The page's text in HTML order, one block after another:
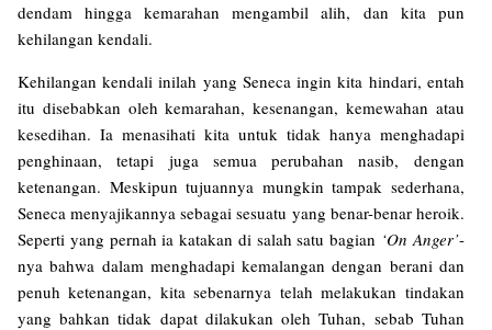
dendam hingga kemarahan mengambil alih, dan kita pun
kehilangan kendali.
Kehilangan kendali inilah yang Seneca ingin kita hindari, entah
itu disebabkan oleh kemarahan, kesenangan, kemewahan atau
kesedihan. Ia menasihati kita untuk tidak hanya menghadapi
penghinaan, tetapi juga semua perubahan nasib, dengan
ketenangan. Meskipun tujuannya mungkin tampak sederhana,
Seneca menyajikannya sebagai sesuatu yang benar-benar heroik.
Seperti yang pernah ia katakan di salah satu bagian ‘On Anger’-
nya bahwa dalam menghadapi kemalangan dengan berani dan
penuh ketenangan, kita sebenarnya telah melakukan tindakan
yang bahkan tidak dapat dilakukan oleh Tuhan, sebab Tuhan